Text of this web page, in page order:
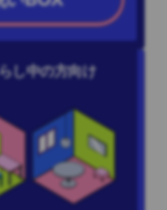
し中の方向け